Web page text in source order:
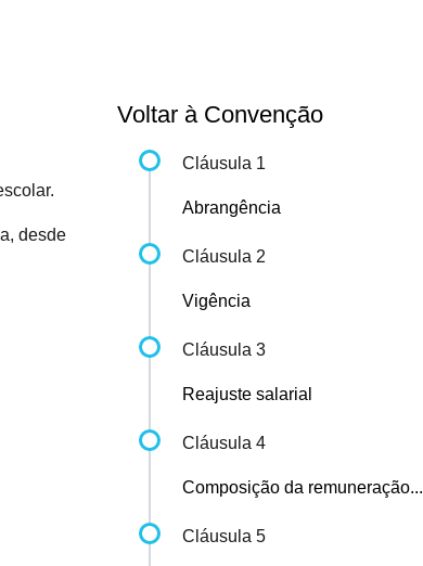
desde
Voltar à Convenção
Cláusula 1
Abrangência
Cláusula 2
Vigência
Cláusula 3
Reajuste salarial
Cláusula 4
Composição da remuneração...
Cláusula 5